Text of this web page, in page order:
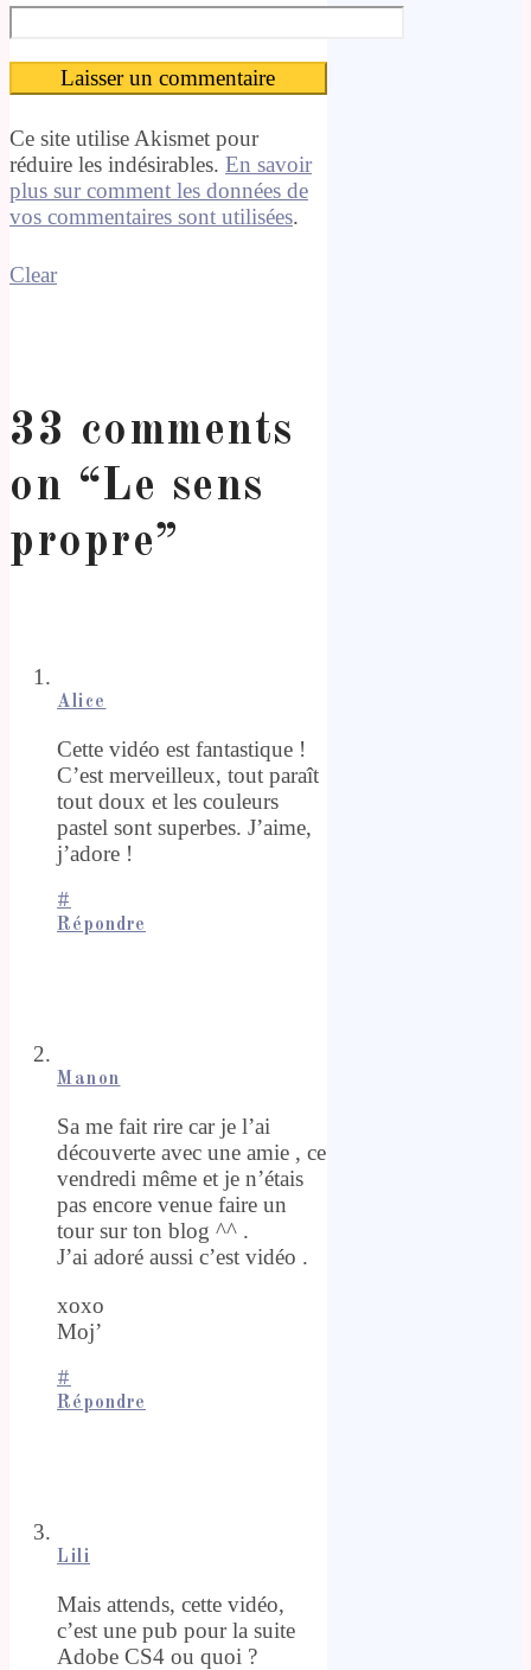
Ce site utilise Akismet pour
réduire les indésirables. En savoir
plus sur comment les données de
vos commentaires sont utilisées.
Clear
33 comments
on “Le sens
propre”
Alice
Cette vidéo est fantastique !
C’est merveilleux, tout paraît
tout doux et les couleurs
pastel sont superbes. J’aime,
j’adore !
#
Répondre
Manon
Sa me fait rire car je l’ai
découverte avec une amie , ce
vendredi même et je n’étais
pas encore venue faire un
tour sur ton blog ^^ .
J’ai adoré aussi c’est vidéo .
xoxo
Moj’
#
Répondre
Lili
Mais attends, cette vidéo,
c’est une pub pour la suite
Adobe CS4 ou quoi ?